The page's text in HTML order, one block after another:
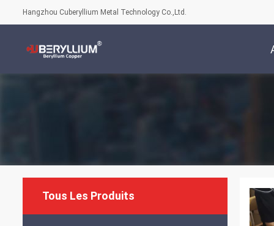
Hangzhou Cuberyllium Metal Technology Co.,Ltd.
Tous Les Produits